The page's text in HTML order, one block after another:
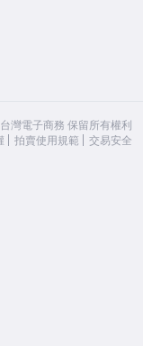
灣電子商務 保留所有權利
拍賣使用規範 交易安全